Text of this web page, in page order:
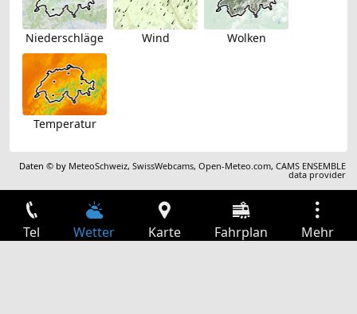
Niederschläge Wind Wolken
Temperatur
Daten © by MeteoSchweiz,SwissWebcams,Open-Meteo.com,CAMS ENSEMBLE
data provider
Tel Wetter Karte Fahrplan Mehr